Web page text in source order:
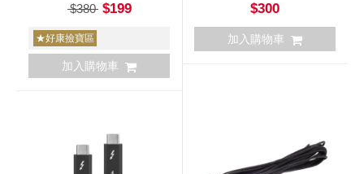
$380$199
★好康撿寶區
加入購物車
$300
加入購物車